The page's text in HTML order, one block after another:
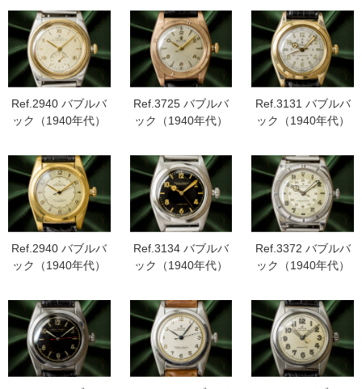
Ref.2940 バブルバ
ック（1940年代）
Ref.3725 バブルバ
ック（1940年代）
Ref.3131 バブルバ
ック（1940年代）
Ref.2940 バブルバ
ック（1940年代）
Ref.3134 バブルバ
ック（1940年代）
Ref.3372 バブルバ
ック（1940年代）